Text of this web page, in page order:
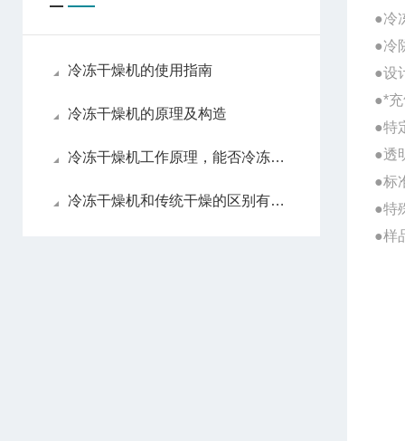
冷冻干燥机的使用指南
冷冻干燥机的原理及构造
冷冻干燥机工作原理，能否冷冻干燥液体样品？
冷冻干燥机和传统干燥的区别有哪些
●冷
●冷
●设
●*
●特
●透
●标
●特
●样